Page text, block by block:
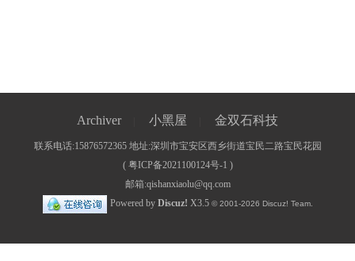
Archiver 小黑屋 金双石科技
联系电话:15876572365 地址:深圳市宝安区西乡街道宝民二路宝民花园
( 粤ICP备2021100124号-1 )
邮箱:qishanxiaolu@qq.com
Powered by Discuz! X3.5 © 2001-2026 Discuz! Team.